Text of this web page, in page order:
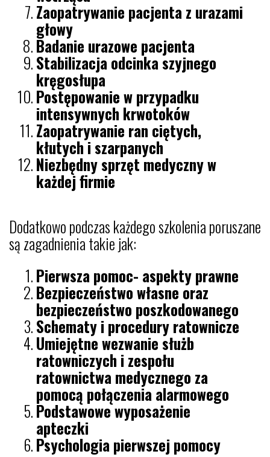
Zaopatrywanie pacjenta z urazami
głowy
Badanie urazowe pacjenta
Stabilizacja odcinka szyjnego
kręgosłupa
Postępowanie w przypadku
intensywnych krwotoków
Zaopatrywanie ran ciętych,
kłutych i szarpanych
Niezbędny sprzęt medyczny w
każdej firmie
Dodatkowo podczas każdego szkolenia poruszane
są zagadnienia takie jak:
Pierwsza pomoc- aspekty prawne
Bezpieczeństwo własne oraz
bezpieczeństwo poszkodowanego
Schematy i procedury ratownicze
Umiejętne wezwanie służb
ratowniczych i zespołu
ratownictwa medycznego za
pomocą połączenia alarmowego
Podstawowe wyposażenie
apteczki
Psychologia pierwszej pomocy